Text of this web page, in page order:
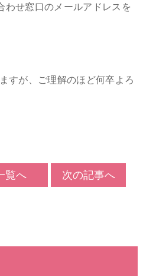
わせ窓口のメールアドレスを
すが、ご理解のほど何卒よろ
覧へ 次の記事へ